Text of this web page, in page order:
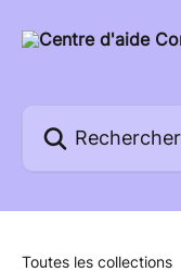
Toutes les collections